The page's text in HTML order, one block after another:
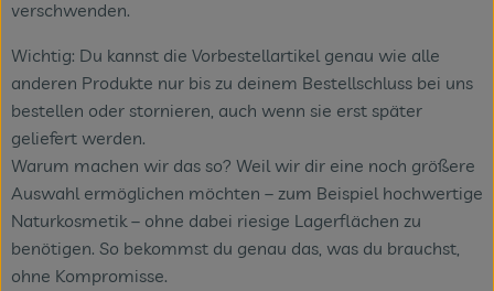
verschwenden.
Wichtig: Du kannst die Vorbestellartikel genau wie alle
anderen Produkte nur bis zu deinem Bestellschluss bei uns
bestellen oder stornieren, auch wenn sie erst später
geliefert werden.
Warum machen wir das so? Weil wir dir eine noch größere
Auswahl ermöglichen möchten – zum Beispiel hochwertige
Naturkosmetik – ohne dabei riesige Lagerflächen zu
benötigen. So bekommst du genau das, was du brauchst,
ohne Kompromisse.